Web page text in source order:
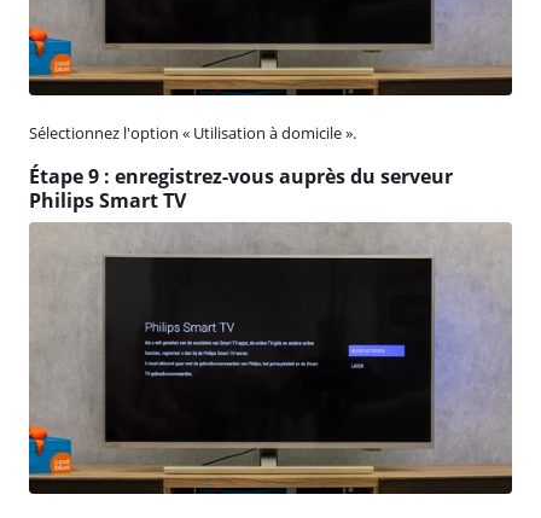
Sélectionnez l'option « Utilisation à domicile ».
Étape 9 : enregistrez-vous auprès du serveur
Philips Smart TV